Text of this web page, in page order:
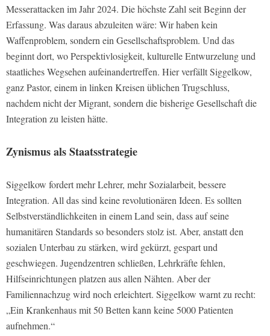
Messerattacken im Jahr 2024. Die höchste Zahl seit Beginn der
Erfassung. Was daraus abzuleiten wäre: Wir haben kein
Waffenproblem, sondern ein Gesellschaftsproblem. Und das
beginnt dort, wo Perspektivlosigkeit, kulturelle Entwurzelung und
staatliches Wegsehen aufeinandertreffen. Hier verfällt Siggelkow,
ganz Pastor, einem in linken Kreisen üblichen Trugschluss,
nachdem nicht der Migrant, sondern die bisherige Gesellschaft die
Integration zu leisten hätte.
Zynismus als Staatsstrategie
Siggelkow fordert mehr Lehrer, mehr Sozialarbeit, bessere
Integration. All das sind keine revolutionären Ideen. Es sollten
Selbstverständlichkeiten in einem Land sein, dass auf seine
humanitären Standards so besonders stolz ist. Aber, anstatt den
sozialen Unterbau zu stärken, wird gekürzt, gespart und
geschwiegen. Jugendzentren schließen, Lehrkräfte fehlen,
Hilfseinrichtungen platzen aus allen Nähten. Aber der
Familiennachzug wird noch erleichtert. Siggelkow warnt zu recht:
„Ein Krankenhaus mit 50 Betten kann keine 5000 Patienten
aufnehmen.“